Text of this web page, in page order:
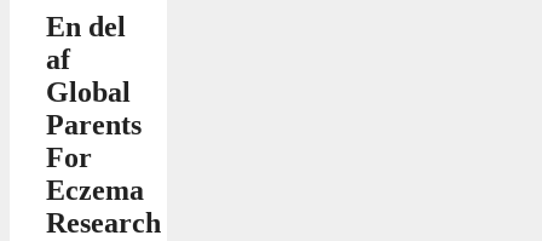
En del
af
Global
Parents
For
Eczema
Research